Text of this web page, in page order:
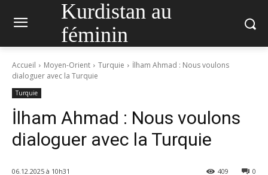
Kurdistan au
féminin
Accueil Moyen-Orient Turquie
İlham Ahmad : Nous voulons
dialoguer avec la Turquie
Turquie
İlham Ahmad : Nous voulons
dialoguer avec la Turquie
06.12.2025 à 10h31 0
409